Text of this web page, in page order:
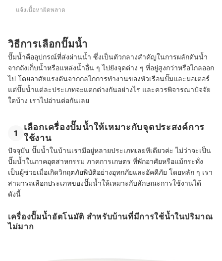
แจ้งเนื้อหาผิดพลาด
วิธีการเลือกปั๊มน้ำ
ปั๊มน้ำคืออุปกรณ์ที่ส่งผ่านน้ำ ซึ่งเป็นตัวกลางสำคัญในการผลักดันน้ำ
จากถังเก็บน้ำหรือแหล่งน้ำอื่น ๆ ไปยังจุดต่าง ๆ ที่อยู่สูงกว่าหรือไกลออก
ไป โดยอาศัยแรงดันจากกลไกการทำงานของหัวเรือนปั๊มและมอเตอร์
แต่ปั๊มน้ำแต่ละประเภทจะแตกต่างกันอย่างไร และควรพิจารณาปัจจัย
ใดบ้าง เราไปอ่านต่อกันเลย
1
เลือกเครื่องปั๊มน้ำให้เหมาะกับจุดประสงค์การ
ใช้งาน
ปัจจุบัน ปั๊มน้ำในบ้านเรามีอยู่หลายประเภทเลยทีเดียวค่ะ ไม่ว่าจะเป็น
ปั๊มน้ำในภาคอุตสาหกรรม ภาคการเกษตร ที่พักอาศัยหรือแม้กระทั่ง
เป็นผู้ช่วยเมื่อเกิดวิกฤตภัยพิบัติอย่างอุทกภัยและอัคคีภัย โดยหลัก ๆ เรา
สามารถเลือกประเภทของปั๊มน้ำให้เหมาะกับลักษณะการใช้งานได้
ดังนี้
เครื่องปั๊มน้ำอัตโนมัติ สำหรับบ้านที่มีการใช้น้ำในปริมาณ
ไม่มาก